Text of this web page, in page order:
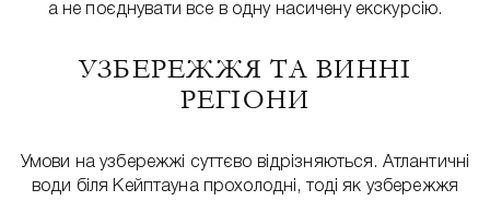
а не поєднувати все в одну насичену екскурсію.
УЗБЕРЕЖЖЯ ТА ВИННІ
РЕГІОНИ
Умови на узбережжі суттєво відрізняються. Атлантичні
води біля Кейптауна прохолодні, тоді як узбережжя